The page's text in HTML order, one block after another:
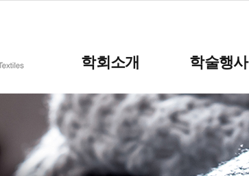
학회소개 학술행사